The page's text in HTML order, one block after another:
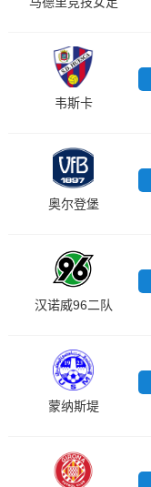
韦斯卡
奥尔登堡
汉诺威96二队
蒙纳斯堤